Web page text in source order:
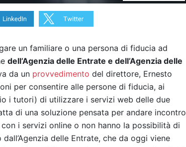
un familiare o una persona di fiducia ad
dell’Agenzia delle Entrate e dell’Agenzia delle
da un provvedimento del direttore, Ernesto
per consentire alle persone di fiducia, ai
i tutori) di utilizzare i servizi web delle due
di una soluzione pensata per andare incontro
i servizi online o non hanno la possibilità di
delle Entrate, che da oggi viene